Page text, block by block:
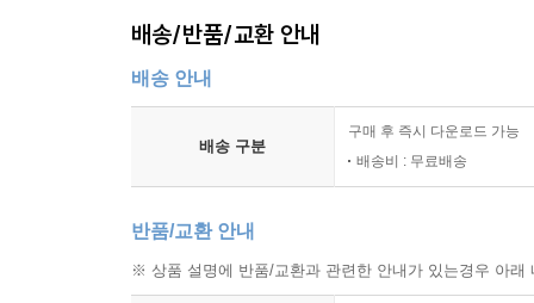
배송/반품/교환 안내
배송 안내
배송 구분
구매 후 즉시 다운로드 가능
배송비 : 무료배송
반품/교환 안내
※ 상품 설명에 반품/교환과 관련한 안내가 있는경우 아